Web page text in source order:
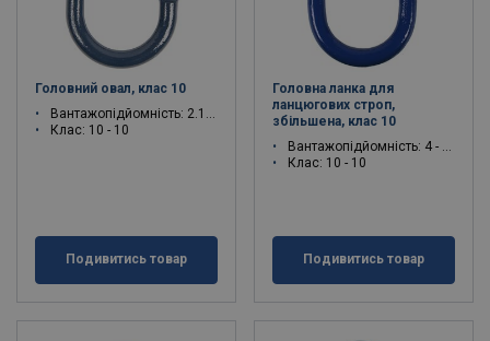
Головний овал, клас 10
Вантажопідйомність: 2.1 - 30.8 тон
Клас: 10 - 10
Подивитись товар
Головна ланка для
ланцюгових строп,
збільшена, клас 10
Вантажопідйомність: 4 - 16 тон
Клас: 10 - 10
Подивитись товар